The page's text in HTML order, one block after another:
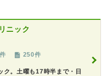
ニック
250件
ク。土曜も17時半まで・日